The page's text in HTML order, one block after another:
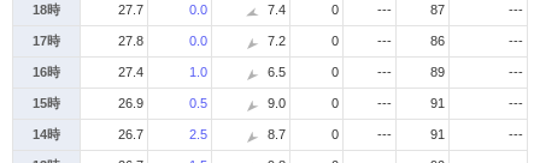
18時 27.7 0.0 7.4 0 --- 87 ---
17時 27.8 0.0 7.2 0 --- 86 ---
16時 27.4 1.0 6.5 0 --- 89 ---
15時 26.9 0.5 9.0 0 --- 91 ---
14時 26.7 2.5 8.7 0 --- 91 ---